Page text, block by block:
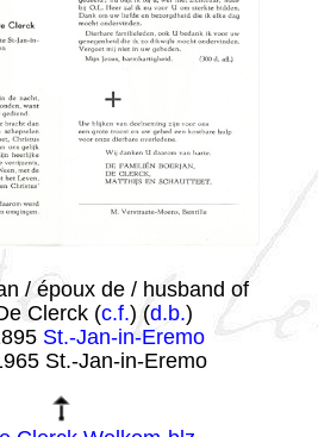
/ époux de / husband of
Clerck (c.f.) (d.b.)
St.-Jan-in-Eremo
St.-Jan-in-Eremo